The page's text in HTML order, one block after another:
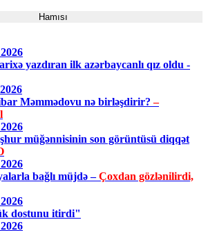
Hamısı
yazdıran ilk azərbaycanlı qız oldu -
Məmmədovu nə birləşdirir?–
müğənnisinin son görüntüsü diqqət
bağlı müjdə –Çoxdan gözlənilirdi,
dostunu itirdi"